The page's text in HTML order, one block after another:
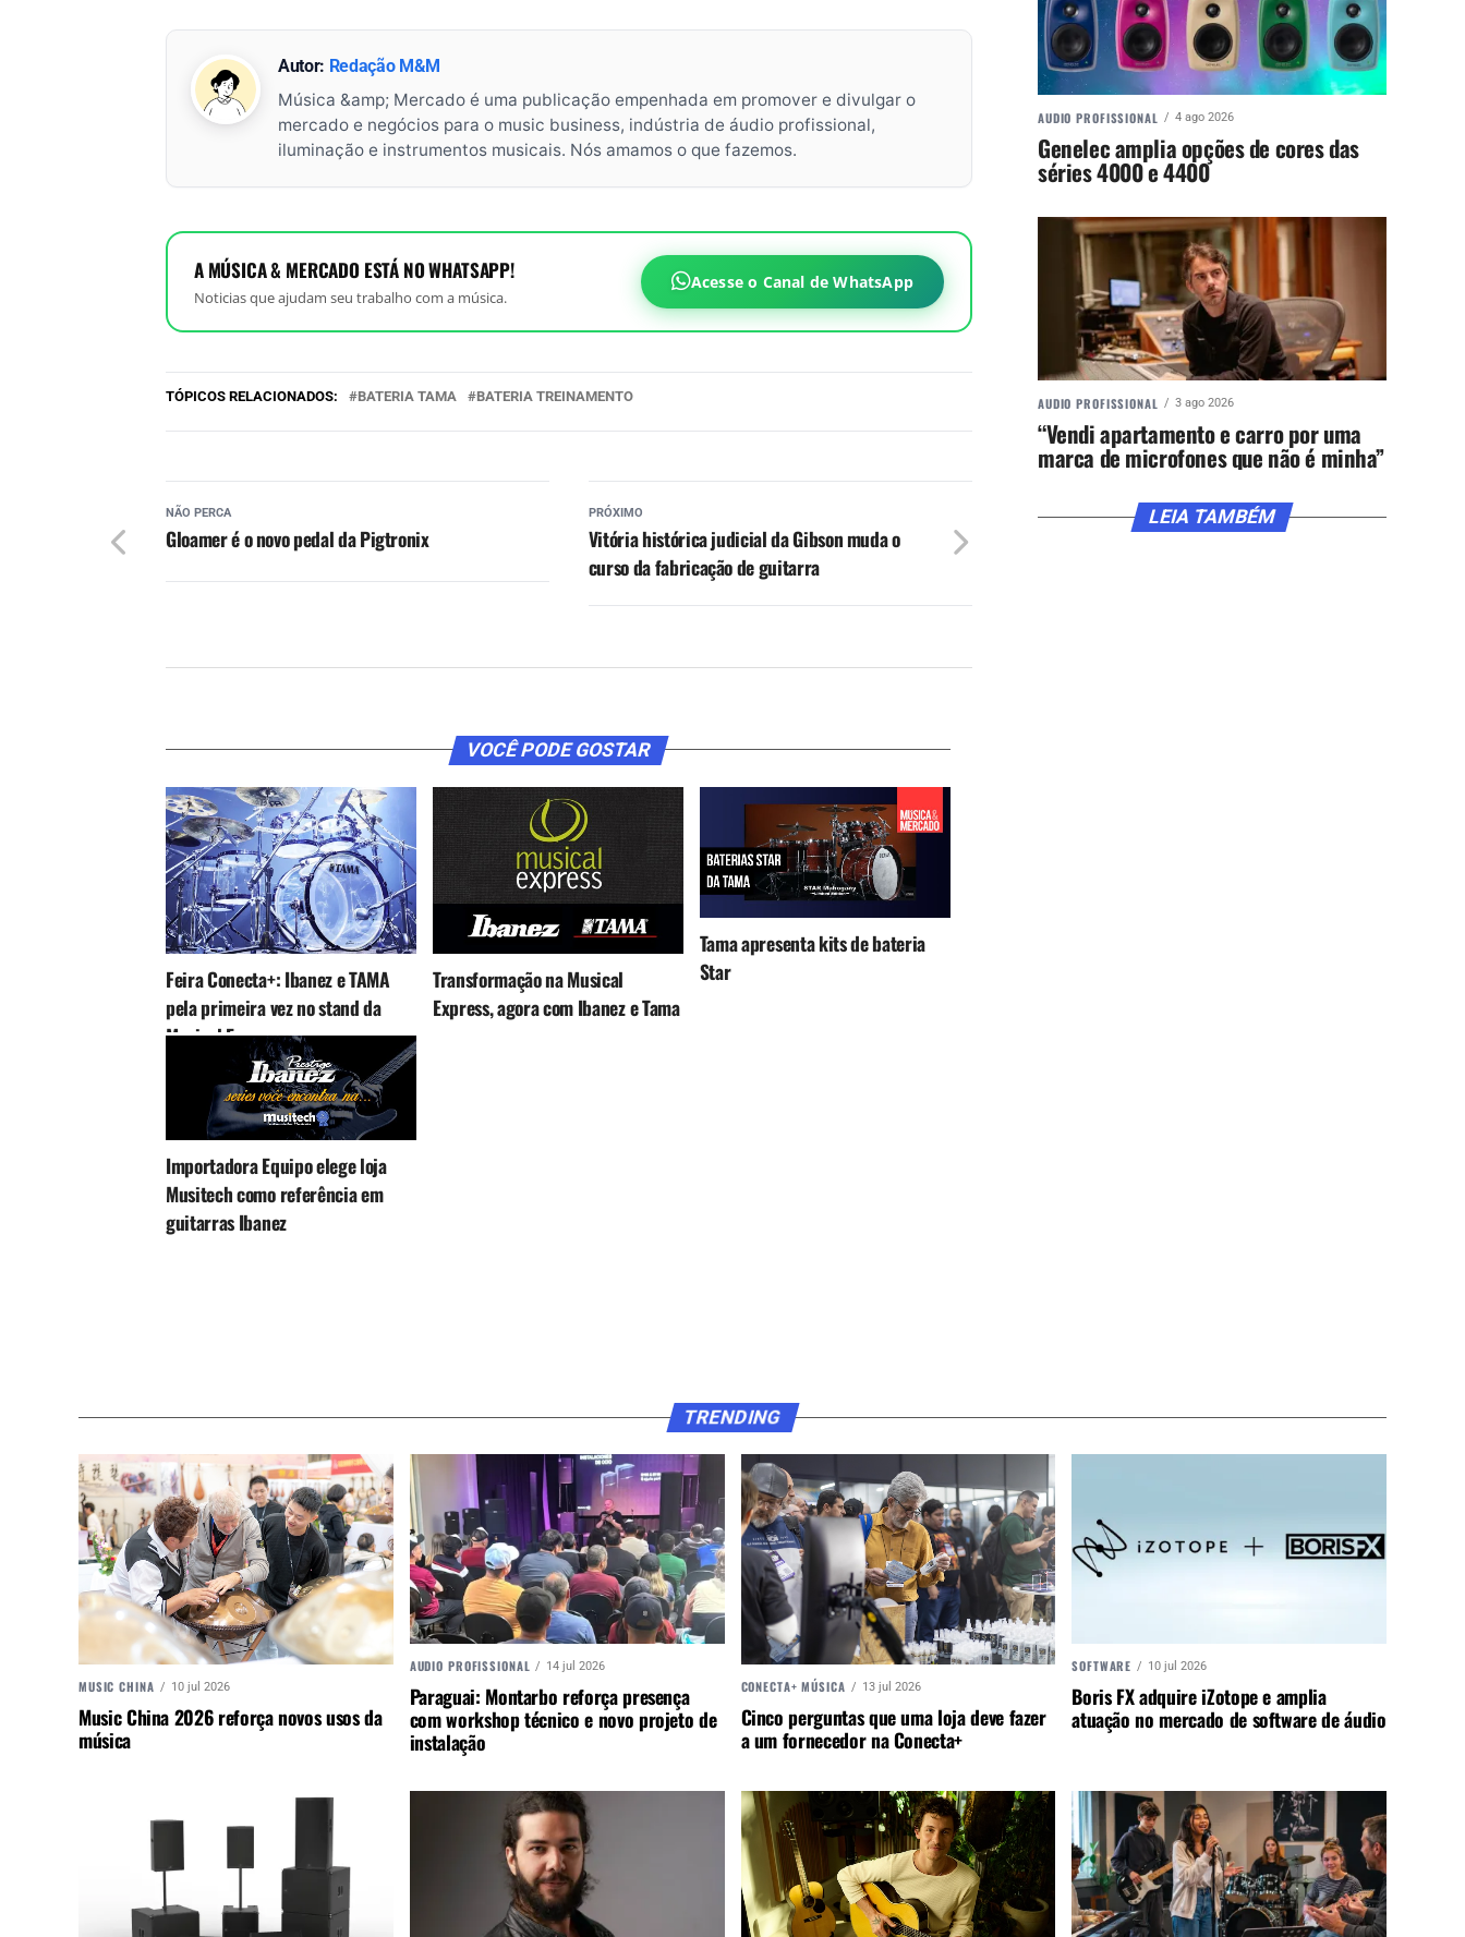
Autor: Redação M&M
Música &amp; Mercado é uma publicação empenhada em promover e divulgar o
mercado e negócios para o music business, indústria de áudio profissional,
iluminação e instrumentos musicais. Nós amamos o que fazemos.
A MÚSICA & MERCADO ESTÁ NO WHATSAPP!
Noticias que ajudam seu trabalho com a música.
Acesse o Canal de WhatsApp
TÓPICOS RELACIONADOS: BATERIA TAMA BATERIA TREINAMENTO
PRÓXIMO
Vitória histórica judicial da Gibson muda o
curso da fabricação de guitarra
NÃO PERCA
Gloamer é o novo pedal da Pigtronix
VOCÊ PODE GOSTAR
Feira Conecta+: Ibanez e TAMA
pela primeira vez no stand da
Musical Express
Transformação na Musical
Express, agora com Ibanez e Tama
Tama apresenta kits de bateria
Star
Importadora Equipo elege loja
Musitech como referência em
guitarras Ibanez
AUDIO PROFISSIONAL 4 ago 2026
Genelec amplia opções de cores das
séries 4000 e 4400
AUDIO PROFISSIONAL 3 ago 2026
“Vendi apartamento e carro por uma
marca de microfones que não é minha”
LEIA TAMBÉM
TRENDING
MUSIC CHINA 10 jul 2026
Music China 2026 reforça novos usos da
música
AUDIO PROFISSIONAL 14 jul 2026
Paraguai: Montarbo reforça presença
com workshop técnico e novo projeto de
instalação
CONECTA+ MÚSICA 13 jul 2026
Cinco perguntas que uma loja deve fazer
a um fornecedor na Conecta+
SOFTWARE 10 jul 2026
Boris FX adquire iZotope e amplia
atuação no mercado de software de áudio